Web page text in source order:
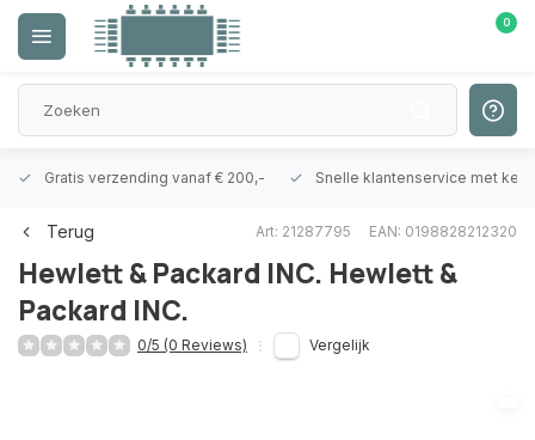
0
Gratis verzending vanaf € 200,- Snelle klantenservice met
Terug Art: 21287795 EAN: 0198828212320
Hewlett & Packard INC. Hewlett &
Packard INC.
0/5 (0 Reviews) Vergelijk